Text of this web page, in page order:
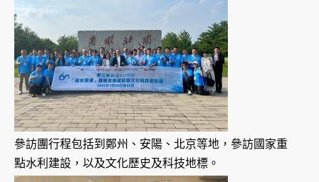
參訪團行程包括到鄭州、安陽、北京等地，參訪國家重
點水利建設，以及文化歷史及科技地標。